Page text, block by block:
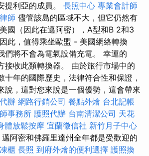
提利亞的成員。 長照中心 專業會計師
師 儘管該島的區域不大，但它仍然有
國（因此在邁阿密），A型和B 2和3
此，值得乘坐歐盟 - 美國網絡轉換
們將不會為電氣設備充電。 幸運的
接收此類轉換器。 由於旅行市場中的
十年的國際歷史，法律符合性和保證，
說，這對您來說是一個優勢，這會帶來
辦 網路行銷公司 餐點外燴 台北記帳
事務所 護照代辦 台南清潔公司 天花
體放鬆按摩 宜蘭徵信社 新竹月子中心
邁阿密和佛羅里達州全年都是受歡迎的
櫃 長照 到府外燴的便利選擇 護照換